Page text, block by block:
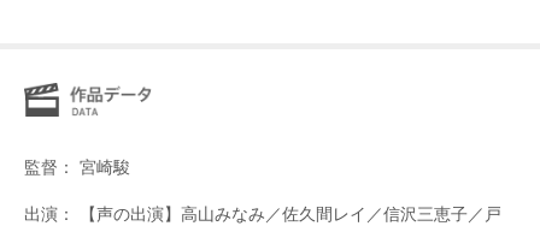
監督： 宮崎駿
出演： 【声の出演】高山みなみ／佐久間レイ／信沢三恵子／戸